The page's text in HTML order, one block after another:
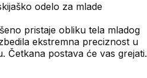
odelo za mlade
pristaje obliku tela mladog
ekstremna preciznost u
Četkana postava će vas grejati.